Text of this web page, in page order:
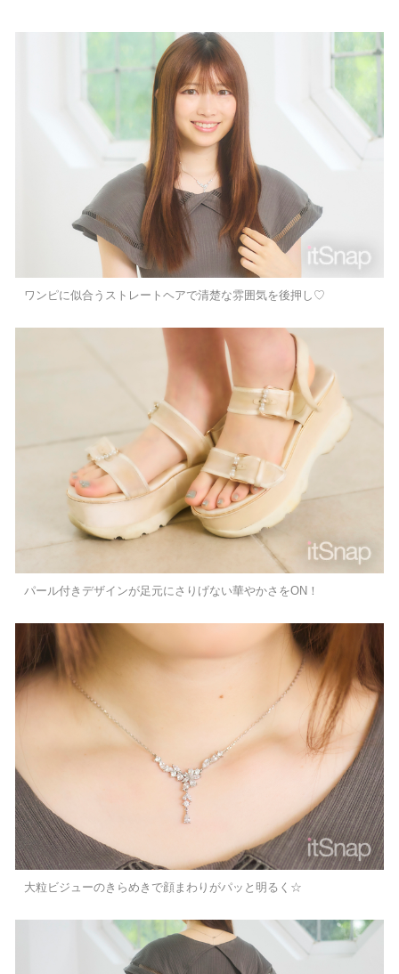
ワンピに似合うストレートヘアで清楚な雰囲気を後押し♡
パール付きデザインが足元にさりげない華やかさをON！
大粒ビジューのきらめきで顔まわりがパッと明るく☆